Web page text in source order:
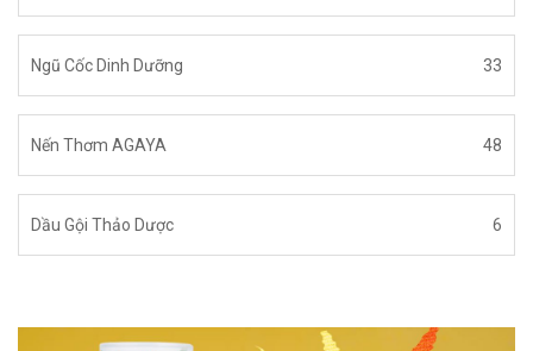
Ngũ Cốc Dinh Dưỡng 33
Nến Thơm AGAYA 48
Dầu Gội Thảo Dược 6